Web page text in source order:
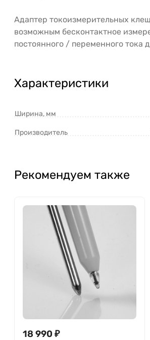
Адаптер токоизмерительных
возможным бесконтактное
постоянного / переменного тока
Характеристики
Ширина, мм
Производитель
Рекомендуем также
18 990 ₽